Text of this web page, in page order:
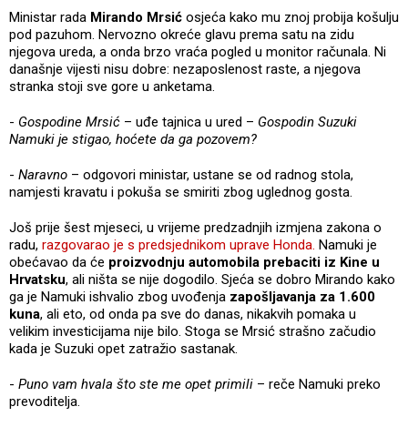
Ministar rada Mirando Mrsić osjeća kako mu znoj probija košulju
pod pazuhom. Nervozno okreće glavu prema satu na zidu
njegova ureda, a onda brzo vraća pogled u monitor računala. Ni
današnje vijesti nisu dobre: nezaposlenost raste, a njegova
stranka stoji sve gore u anketama.
- Gospodine Mrsić – uđe tajnica u ured – Gospodin Suzuki
Namuki je stigao, hoćete da ga pozovem?
- Naravno – odgovori ministar, ustane se od radnog stola,
namjesti kravatu i pokuša se smiriti zbog uglednog gosta.
Još prije šest mjeseci, u vrijeme predzadnjih izmjena zakona o
radu, razgovarao je s predsjednikom uprave Honda. Namuki je
obećavao da će proizvodnju automobila prebaciti iz Kine u
Hrvatsku, ali ništa se nije dogodilo. Sjeća se dobro Mirando kako
ga je Namuki ishvalio zbog uvođenja zapošljavanja za 1.600
kuna, ali eto, od onda pa sve do danas, nikakvih pomaka u
velikim investicijama nije bilo. Stoga se Mrsić strašno začudio
kada je Suzuki opet zatražio sastanak.
- Puno vam hvala što ste me opet primili – reče Namuki preko
prevoditelja.